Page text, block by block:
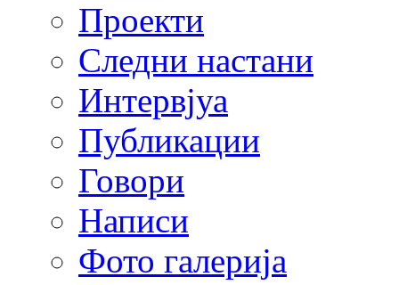
Проекти
Следни настани
Интервјуа
Публикации
Говори
Написи
Фото галерија